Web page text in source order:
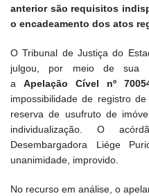
anterior são requisitos
o encadeamento dos atos
O Tribunal de Justiça do
julgou, por meio de sua
a Apelação Cível nº
impossibilidade de registro
reserva de usufruto de
individualização. O
Desembargadora Liége
unanimidade, improvido.
No recurso em análise, o